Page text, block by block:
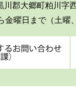
郡大郷町粕川字
金曜日まで（土曜